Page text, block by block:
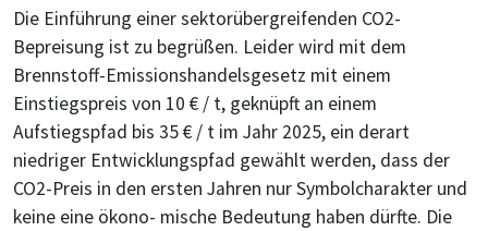
Die Einführung einer sektorübergreifenden CO2-
Bepreisung ist zu begrüßen. Leider wird mit dem
Brennstoff-Emissionshandelsgesetz mit einem
Einstiegspreis von 10 € / t, geknüpft an einem
Aufstiegspfad bis 35 € / t im Jahr 2025, ein derart
niedriger Entwicklungspfad gewählt werden, dass der
CO2-Preis in den ersten Jahren nur Symbolcharakter und
keine eine ökono- mische Bedeutung haben dürfte. Die